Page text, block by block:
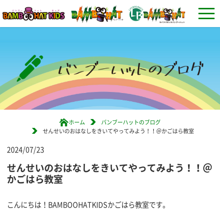
ホーム
バンブーハットのブログ
せんせいのおはなしをきいてやってみよう！！＠かごはら教室
2024/07/23
せんせいのおはなしをきいてやってみよう！！＠
かごはら教室
こんにちは！BAMBOOHATKIDSかごはら教室です。